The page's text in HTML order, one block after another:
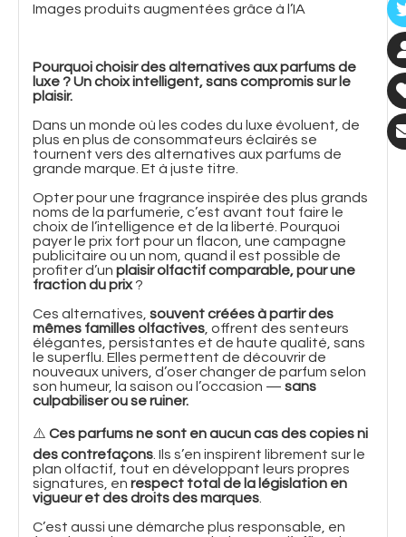
Images produits augmentées grâce à l’IA
Pourquoi choisir des alternatives aux parfums de
luxe ? Un choix intelligent, sans compromis sur le
plaisir.
Dans un monde où les codes du luxe évoluent, de
plus en plus de consommateurs éclairés se
tournent vers des alternatives aux parfums de
grande marque. Et à juste titre.
Opter pour une fragrance inspirée des plus grands
noms de la parfumerie, c’est avant tout faire le
choix de l’intelligence et de la liberté. Pourquoi
payer le prix fort pour un flacon, une campagne
publicitaire ou un nom, quand il est possible de
profiter d’un plaisir olfactif comparable, pour une
fraction du prix?
Ces alternatives, souvent créées à partir des
mêmes familles olfactives , offrent des senteurs
élégantes, persistantes et de haute qualité, sans
le superflu. Elles permettent de découvrir de
nouveaux univers, d’oser changer de parfum selon
son humeur, la saison ou l’occasion — sans
culpabiliser ou se ruiner.
⚠️ Ces parfums ne sont en aucun cas des copies ni
des contrefaçons . Ils s’en inspirent librement sur le
plan olfactif, tout en développant leurs propres
signatures, en respect total de la législation en
vigueur et des droits des marques
C’est aussi une démarche plus responsable, en